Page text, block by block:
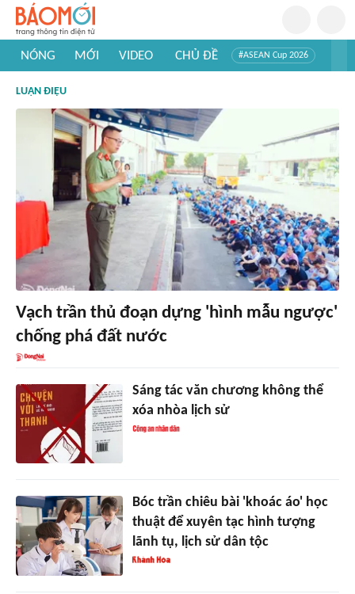
NÓNG MỚI VIDEO CHỦ ĐỀ #ASEAN Cup 2026
#Khám phá thế giới
LUẬN ĐIỆU
Vạch trần thủ đoạn dựng 'hình mẫu ngược'
chống phá đất nước
Sáng tác văn chương không thể
xóa nhòa lịch sử
Bóc trần chiêu bài 'khoác áo' học
thuật để xuyên tạc hình tượng
lãnh tụ, lịch sử dân tộc